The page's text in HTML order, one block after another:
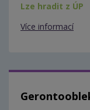
Lze hradit z ÚP
Více informací